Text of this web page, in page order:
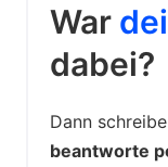
War
dabei?
Dann
beantworte